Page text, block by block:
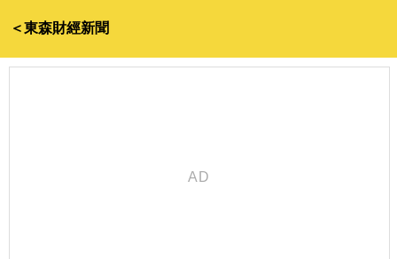
＜東森財經新聞